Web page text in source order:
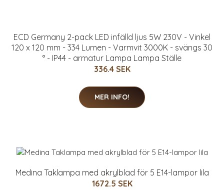
ECD Germany 2-pack LED infälld ljus 5W 230V - Vinkel
120 x 120 mm - 334 Lumen - Varmvit 3000K - svängs 30
° - IP44 - armatur Lampa Lampa Ställe
336.4 SEK
MER INFO!
Medina Taklampa med akrylblad för 5 E14-lampor lila
1672.5 SEK